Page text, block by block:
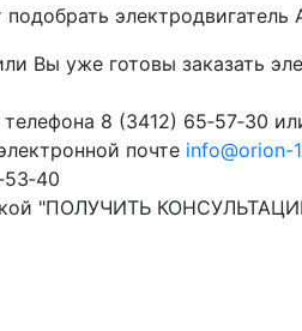
Вы уже готовы заказать
8 (3412) 65‑57‑30
почте info@orion-
"ПОЛУЧИТЬ